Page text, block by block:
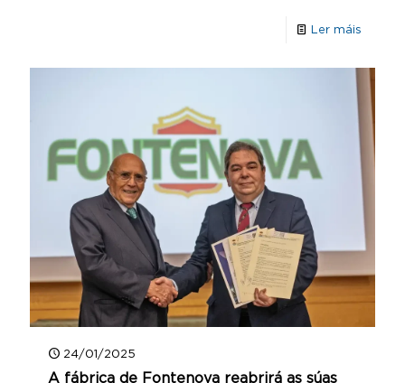
Ler máis
24/01/2025
A fábrica de Fontenova reabrirá as súas